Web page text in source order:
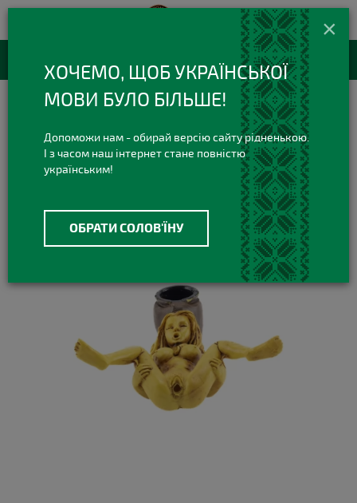
+38(073)420 420 3
Viber Telegram
RU
Керамические трубки
Керамическая трубка Sexy Mix Missionary
×
ХОЧЕМО, ЩОБ УКРАЇНСЬКОЇ
МОВИ БУЛО БІЛЬШЕ!
Допоможи нам - обирай версію сайту рідненькою.
І з часом наш інтернет стане повністю
українським!
ОБРАТИ СОЛОВ'ЇНУ